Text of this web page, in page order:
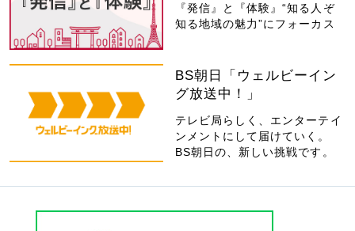
『発信』と『体験』“知る人ぞ
知る地域の魅力”にフォーカス
BS朝日「ウェルビーイン
グ放送中！」
テレビ局らしく、エンターテイ
ンメントにして届けていく。
BS朝日の、新しい挑戦です。